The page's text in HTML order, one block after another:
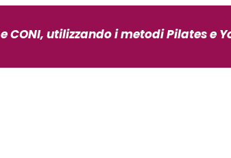
e CONI, utilizzando i metodi Pilates e